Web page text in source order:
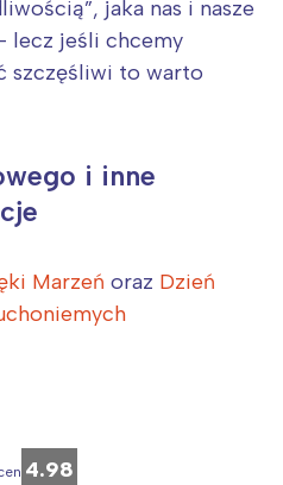
jaka nas i nasze
lecz jeśli chcemy
szczęśliwi to warto
i inne
Marzeń oraz Dzień
4.98